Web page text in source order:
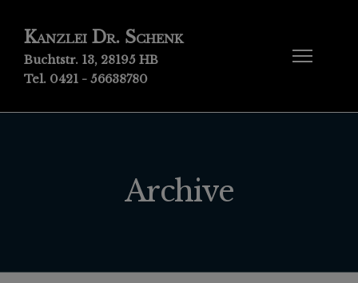
Kanzlei Dr. Schenk
Buchtstr. 13, 28195 HB
Tel. 0421 - 56638780
Archive